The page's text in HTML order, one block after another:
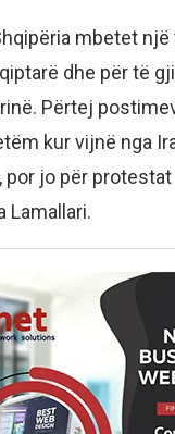
mbetet
dhe për të
Përtej
kur vijnë nga
por jo për
Lamallari.